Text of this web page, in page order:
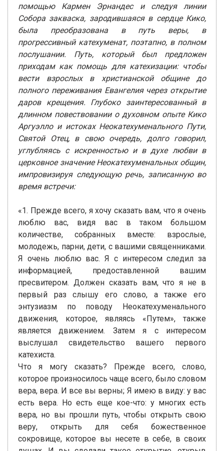
помощью Кармен Эрнандес и следуя линии
Собора закваска, зародившаяся в сердце Кико,
была преобразована в путь веры, в
прогрессивный катехуменат, поэтапно, в полном
послушании. Путь, который был предложен
приходам как помощь для катехизации: чтобы
вести взрослых в христианской общине до
полного переживания Евангелия через открытие
даров крещения. Глубоко заинтересованный в
длинном повествовании о духовном опыте Кико
Аргуэлло и истоках Неокатехуменального Пути,
Святой Отец, в свою очередь, долго говорил,
углубляясь с искренностью и в духе любви в
церковное значение Неокатехуменальных общин,
импровизируя следующую речь, записанную во
время встречи:
«1. Прежде всего, я хочу сказать вам, что я очень
люблю вас, видя вас в таком большом
количестве, собранных вместе: взрослые,
молодежь, парни, дети, с вашими священниками.
Я очень люблю вас. Я с интересом следил за
информацией, предоставленной вашим
пресвитером. Должен сказать вам, что я не в
первый раз слышу его слово, а также его
энтузиазм по поводу Неокатехуменального
движения, которое, являясь «Путем», также
является движением. Затем я с интересом
выслушал свидетельство вашего первого
катехиста.
Что я могу сказать? Прежде всего, слово,
которое произносилось чаще всего, было словом
вера, вера. И все вы верны; Я имею в виду: у вас
есть вера. Но есть еще кое-что: у многих есть
вера, но вы прошли путь, чтобы открыть свою
веру, открыть для себя божественное
сокровище, которое вы несете в себе, в своих